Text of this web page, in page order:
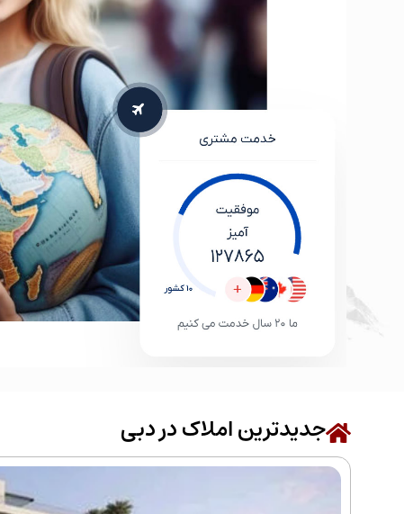
جدیدترین املاک در دبی